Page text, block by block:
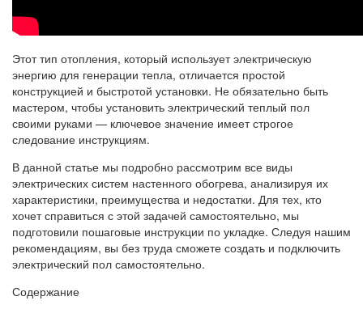
Этот тип отопления, который использует электрическую
энергию для генерации тепла, отличается простой
конструкцией и быстротой установки. Не обязательно быть
мастером, чтобы установить электрический теплый пол
своими руками — ключевое значение имеет строгое
следование инструкциям.
В данной статье мы подробно рассмотрим все виды
электрических систем настенного обогрева, анализируя их
характеристики, преимущества и недостатки. Для тех, кто
хочет справиться с этой задачей самостоятельно, мы
подготовили пошаговые инструкции по укладке. Следуя нашим
рекомендациям, вы без труда сможете создать и подключить
электрический пол самостоятельно.
Содержание